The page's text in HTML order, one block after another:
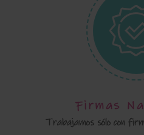
Firmas
Trabajamos sólo con